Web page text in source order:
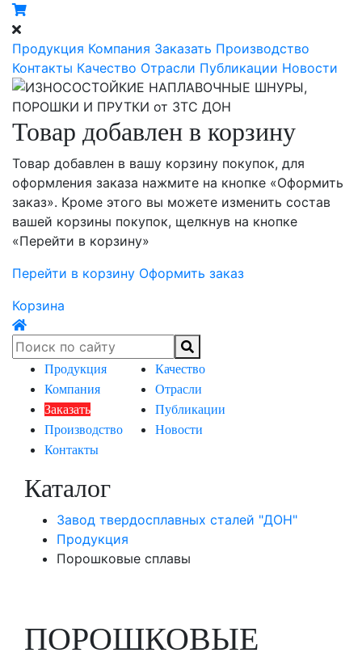
Продукция Компания Заказать Производство
Контакты Качество Отрасли Публикации Новости
Товар добавлен в корзину
Товар добавлен в вашу корзину покупок, для
оформления заказа нажмите на кнопке «Оформить
заказ». Кроме этого вы можете изменить состав
вашей корзины покупок, щелкнув на кнопке
«Перейти в корзину»
Перейти в корзину Оформить заказ
Корзина
Продукция
Компания
Заказать
Производство
Контакты
Качество
Отрасли
Публикации
Новости
Каталог
Завод твердосплавных сталей "ДОН"
Продукция
Порошковые сплавы
ПОРОШКОВЫЕ